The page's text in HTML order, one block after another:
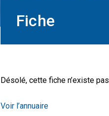
Fiche
Désolé, cette fiche n’existe pas
Voir l’annuaire